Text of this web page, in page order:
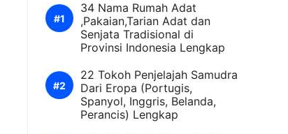
34 Nama Rumah Adat
,Pakaian,Tarian Adat dan
Senjata Tradisional di
Provinsi Indonesia Lengkap
22 Tokoh Penjelajah Samudra
Dari Eropa (Portugis,
Spanyol, Inggris, Belanda,
Perancis) Lengkap